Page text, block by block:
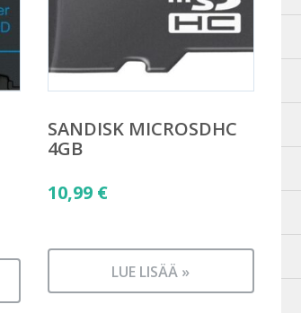
SANDISK MICROSDHC
4GB
10,99 €
LUE LISÄÄ »